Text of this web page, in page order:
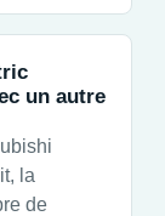
un autre
la
de